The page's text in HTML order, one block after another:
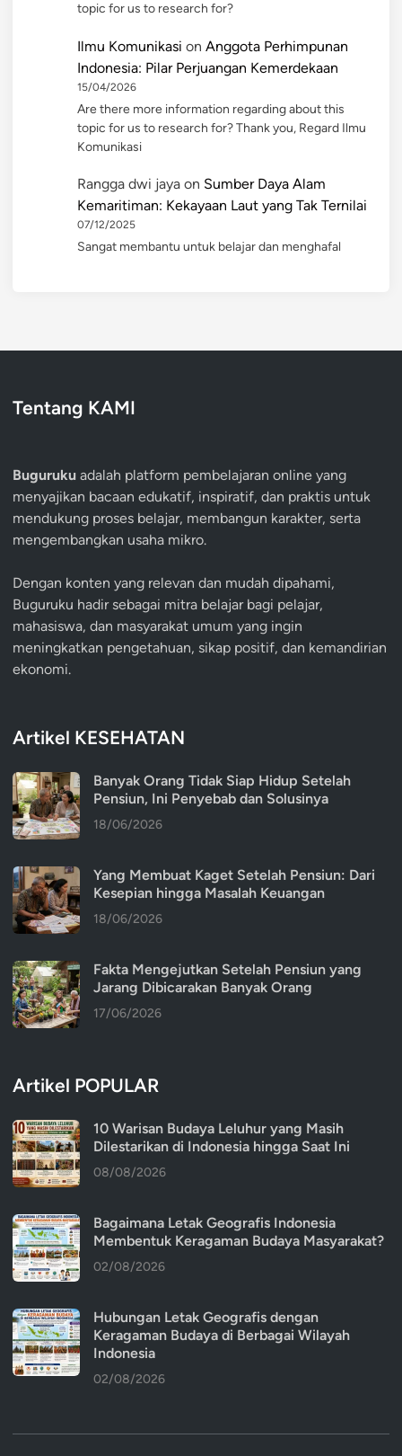
topic for us to research for?
Ilmu Komunikasi on Anggota Perhimpunan
Indonesia: Pilar Perjuangan Kemerdekaan
15/04/2026
Are there more information regarding about this
topic for us to research for? Thank you, Regard Ilmu
Komunikasi
Rangga dwi jaya on Sumber Daya Alam
Kemaritiman: Kekayaan Laut yang Tak Ternilai
07/12/2025
Sangat membantu untuk belajar dan menghafal
Tentang KAMI
Buguruku adalah platform pembelajaran online yang
menyajikan bacaan edukatif, inspiratif, dan praktis untuk
mendukung proses belajar, membangun karakter, serta
mengembangkan usaha mikro.
Dengan konten yang relevan dan mudah dipahami,
Buguruku hadir sebagai mitra belajar bagi pelajar,
mahasiswa, dan masyarakat umum yang ingin
meningkatkan pengetahuan, sikap positif, dan kemandirian
ekonomi.
Artikel KESEHATAN
Banyak Orang Tidak Siap Hidup Setelah
Pensiun, Ini Penyebab dan Solusinya
18/06/2026
Yang Membuat Kaget Setelah Pensiun: Dari
Kesepian hingga Masalah Keuangan
18/06/2026
Fakta Mengejutkan Setelah Pensiun yang
Jarang Dibicarakan Banyak Orang
17/06/2026
Artikel POPULAR
10 Warisan Budaya Leluhur yang Masih
Dilestarikan di Indonesia hingga Saat Ini
08/08/2026
Bagaimana Letak Geografis Indonesia
Membentuk Keragaman Budaya Masyarakat?
02/08/2026
Hubungan Letak Geografis dengan
Keragaman Budaya di Berbagai Wilayah
Indonesia
02/08/2026